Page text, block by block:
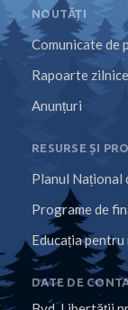
NOUTĂȚI
Comunicate de
Rapoarte
Anunțuri
RESURSE ȘI
Planul Național
Programe de
Educația pentru
DATE DE